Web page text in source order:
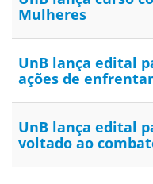
Mulheres
UnB lança edital
ações de
UnB lança edital
voltado ao